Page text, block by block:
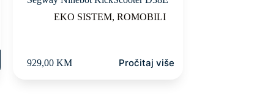
EKO SISTEM,ROMOBILI
929,00 KM Pročitaj više